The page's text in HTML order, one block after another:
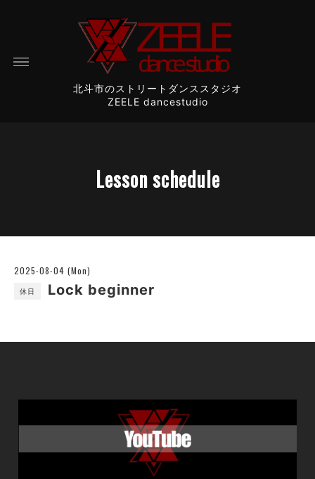
北斗市のストリートダンススタジオ
ZEELE dancestudio
Lesson schedule
2025-08-04 (Mon)
休日 Lock beginner